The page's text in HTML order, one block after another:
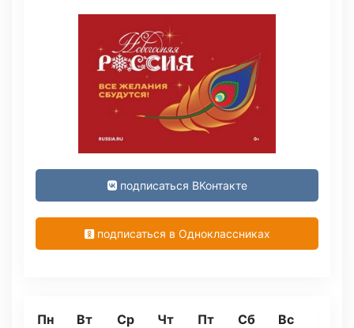
подписаться ВКонтакте
подписаться в Одноклассниках
Пн Вт Ср Чт Пт Сб Вс